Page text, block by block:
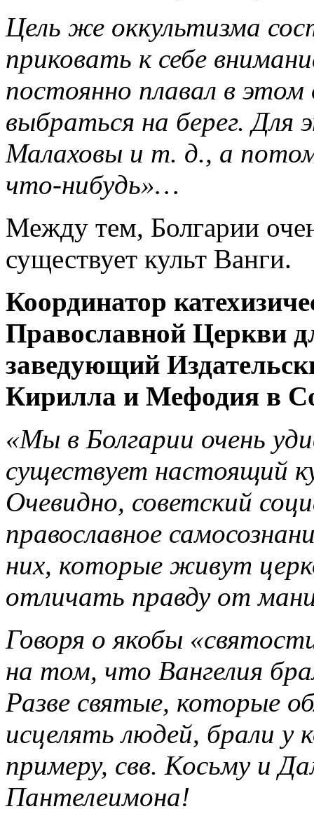
Цель же оккультизма
приковать к себе
постоянно плавал в
выбраться на берег. Для
Малаховы и т. д., а
что-нибудь»…
Между тем, Болгарии
существует культ Ванги.
Координатор
Православной Церкви
заведующий
Кирилла и Мефодия в
«Мы в Болгарии очень
существует настоящий
Очевидно, советский
православное
них, которые живут
отличать правду от
Говоря о якобы
на том, что Вангелия
Разве святые, которые
исцелять людей, брали у
примеру, свв. Косьму и
Пантелеимона!